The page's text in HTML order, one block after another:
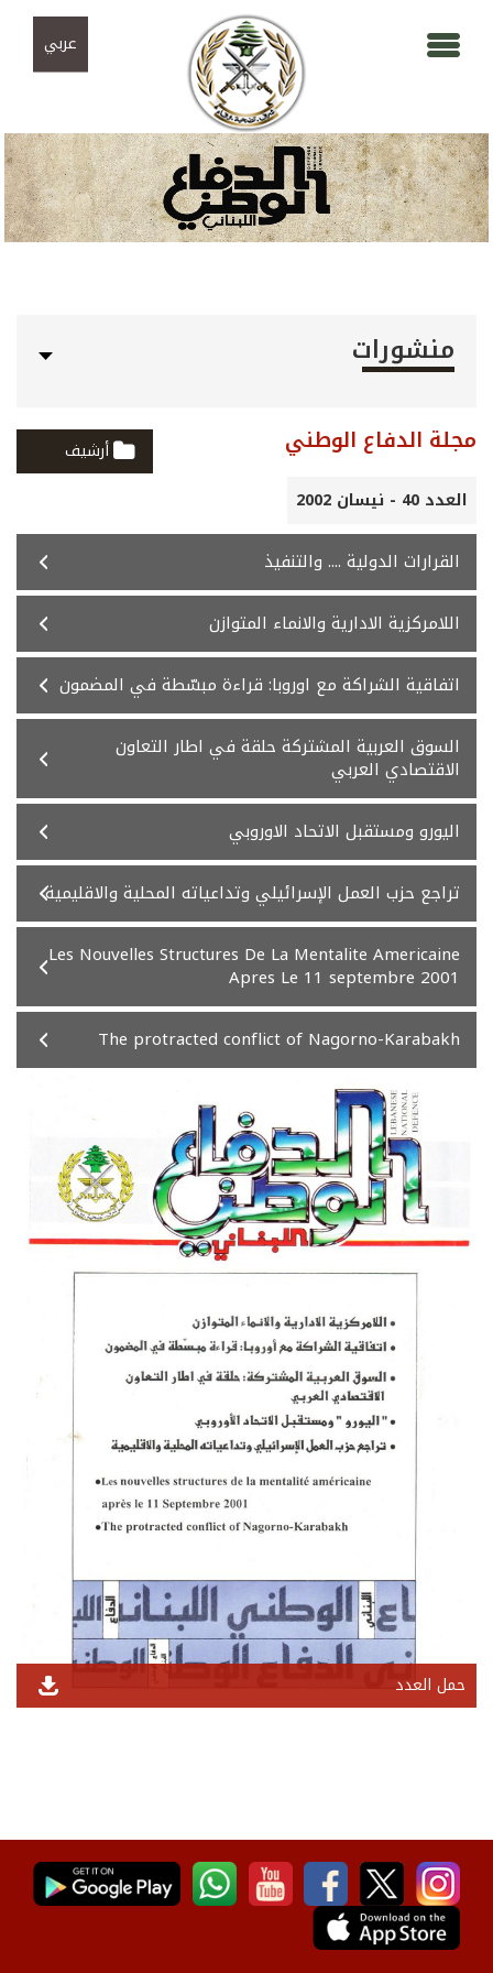
عربي
منشورات
مجلة الدفاع الوطني
أرشيف
العدد 40 - نيسان 2002
القرارات الدولية .... والتنفيذ
اللامركزية الادارية والانماء المتوازن
اتفاقية الشراكة مع اوروبا: قراءة مبسّطة في المضمون
السوق العربية المشتركة حلقة في اطار التعاون
الاقتصادي العربي
اليورو ومستقبل الاتحاد الاوروبي
تراجع حزب العمل الإسرائيلي وتداعياته المحلية والاقليمية
Les Nouvelles Structures De La Mentalite Americaine
Apres Le 11 septembre 2001
The protracted conflict of Nagorno-Karabakh
حمل العدد